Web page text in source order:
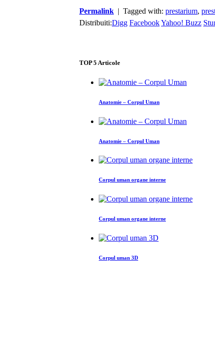
Permalink | Tagged with: prestarium,
Distribuiti:Digg FacebookYahoo! Buzz
TOP5 Articole
Anatomie – Corpul Uman
Anatomie – Corpul Uman
Corpul uman organe interne
Corpul uman organe interne
Corpul uman 3D